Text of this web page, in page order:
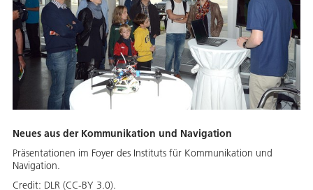
Neues aus der Kommunikation und Navigation
Präsentationen im Foyer des Instituts für Kommunikation und
Navigation.
Credit: DLR (CC-BY 3.0).